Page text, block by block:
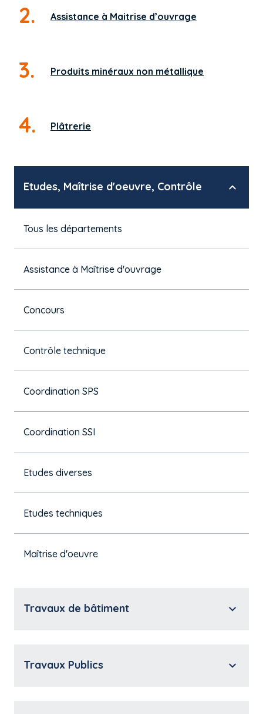
2. Assistance à Maitrise d’ouvrage
3. Produits minéraux non métallique
4. Plâtrerie
Etudes, Maîtrise d'oeuvre, Contrôle
Tous les départements
Assistance à Maîtrise d'ouvrage
Concours
Contrôle technique
Coordination SPS
Coordination SSI
Etudes diverses
Etudes techniques
Maîtrise d'oeuvre
Travaux de bâtiment
Travaux Publics